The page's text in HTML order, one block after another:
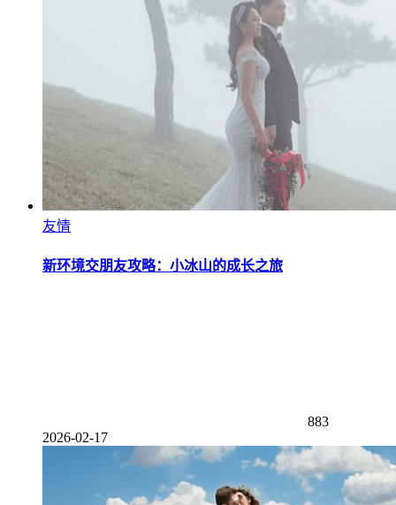
友情
新环境交朋友攻略：小冰山的成长之旅
883
2026-02-17